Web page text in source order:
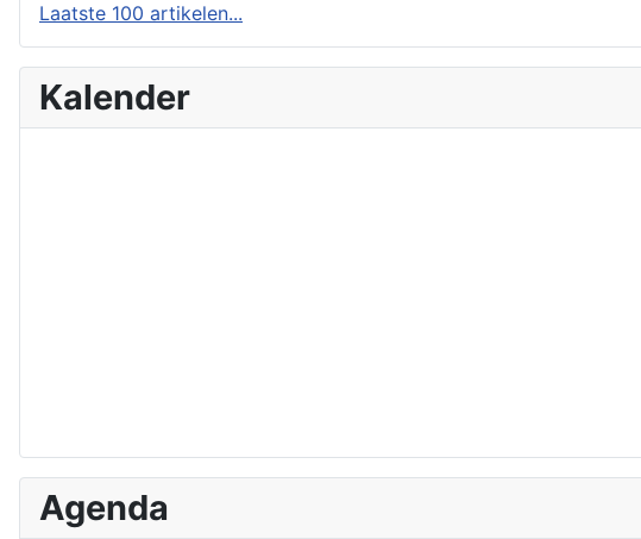
Laatste 100 artikelen...
Kalender
Agenda